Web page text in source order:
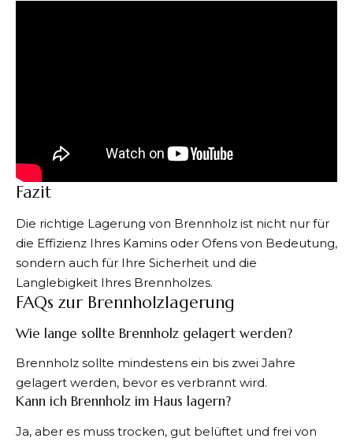
Fazit
Die richtige Lagerung von Brennholz ist nicht nur für
die Effizienz Ihres Kamins oder Ofens von Bedeutung,
sondern auch für Ihre Sicherheit und die
Langlebigkeit Ihres Brennholzes.
FAQs zur Brennholzlagerung
Wie lange sollte Brennholz gelagert werden?
Brennholz sollte mindestens ein bis zwei Jahre
gelagert werden, bevor es verbrannt wird.
Kann ich Brennholz im Haus lagern?
Ja, aber es muss trocken, gut belüftet und frei von